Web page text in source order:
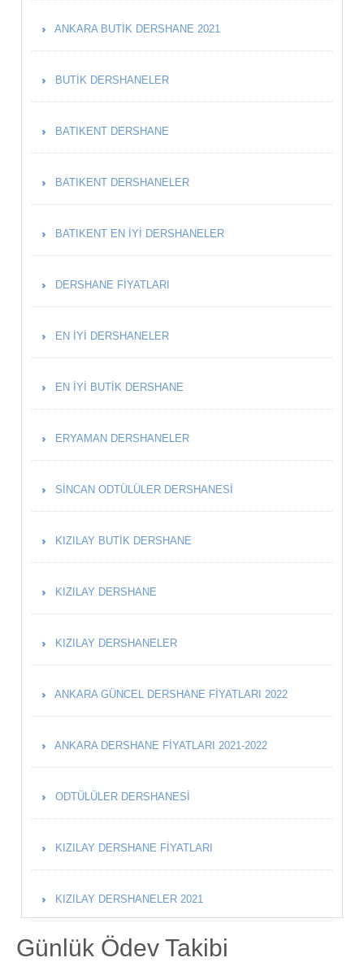
ANKARA BUTIK DERSHANE 2021
BUTIK DERSHANELER
BATIKENT DERSHANE
BATIKENT DERSHANELER
BATIKENT EN İYI DERSHANELER
DERSHANE FIYATLARI
EN İYI DERSHANELER
EN İYI BUTIK DERSHANE
ERYAMAN DERSHANELER
SINCAN ODTÜLÜLER DERSHANESI
KIZILAY BUTIK DERSHANE
KIZILAY DERSHANE
KIZILAY DERSHANELER
ANKARA GÜNCEL DERSHANE FIYATLARI 2022
ANKARA DERSHANE FIYATLARI 2021-2022
ODTÜLÜLER DERSHANESI
KIZILAY DERSHANE FIYATLARI
KIZILAY DERSHANELER 2021
Günlük Ödev Takibi